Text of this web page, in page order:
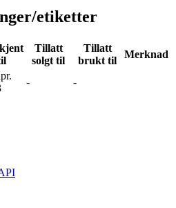
etiketter
Tillatt
solgt til
Tillatt
brukt til
Merknad
- -